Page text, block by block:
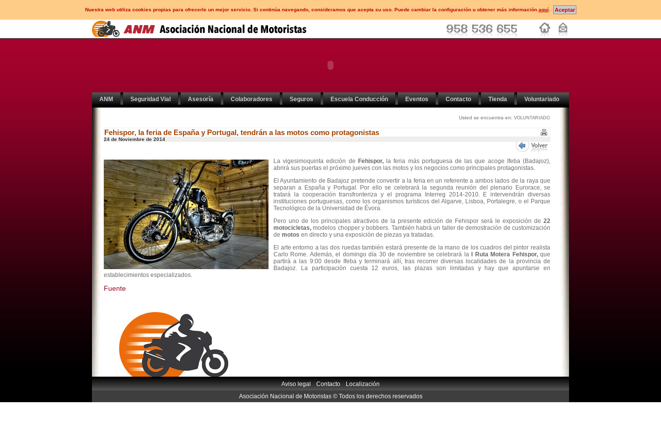
Nuestra web utiliza cookies propias para ofrecerle un mejor servicio. Si continúa navegando, consideramos que acepta su uso. Puede cambiar la configuración u obtener más información aquí.
ANM Seguridad Vial Asesoría Colaboradores Seguros Escuela Conducción Eventos Contacto Tienda Voluntariado
Usted se encuentra en: VOLUNTARIADO
Fehispor, la feria de España y Portugal, tendrán a las motos como protagonistas
24 de Noviembre de 2014
La vigesimoquinta edición de Fehispor,la feria más portuguesa de las que acoge Ifeba (Badajoz),
abrirá sus puertas el próximo jueves con las motos y los negocios como principales protagonistas.
El Ayuntamiento de Badajoz pretende convertir a la feria en un referente a ambos lados de la raya que
separan a España y Portugal. Por ello se celebrará la segunda reunión del plenario Eurorace, se
tratará la cooperación transfronteriza y el programa Interreg 2014-2010. E intervendrán diversas
instituciones portuguesas, como los organismos turísticos del Algarve, Lisboa, Portalegre, o el Parque
Tecnológico de la Universidad de Évora.
Pero uno de los principales atractivos de la presente edición de Fehispor será le exposición de 22
motocicletas,modelos chopper y bobbers. También habrá un taller de demostración de customización
de motos en directo y una exposición de piezas ya tratadas.
El arte entorno a las dos ruedas también estará presente de la mano de los cuadros del pintor realista
Carlo Rome. Además, el domingo día 30 de noviembre se celebrará la
I Ruta Motera Fehispor,que
partirá a las 9:00 desde Ifeba y terminará allí, tras recorrer diversas localidades de la provincia de
Badajoz. La participación cuesta 12 euros, las plazas son limitadas y hay que apuntarse en
establecimientos especializados.
Fuente
Aviso legal|Contacto|Localización
Asociación Nacional de Motoristas © Todos los derechos reservados